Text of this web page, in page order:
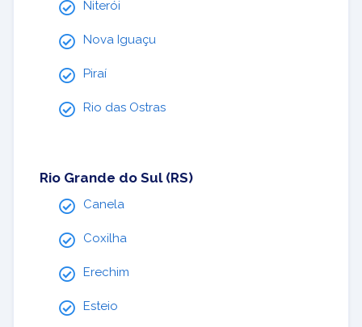
Niterói
Nova Iguaçu
Piraí
Rio das Ostras
Rio Grande do Sul (RS)
Canela
Coxilha
Erechim
Esteio